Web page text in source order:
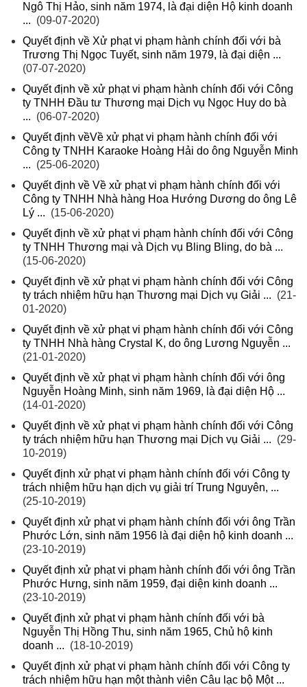
Ngô Thị Hảo, sinh năm 1974, là đại diện Hộ kinh doanh
... (09-07-2020)
Quyết định về Xử phạt vi phạm hành chính đối với bà
Trương Thị Ngọc Tuyết, sinh năm 1979, là đại diện ...
(07-07-2020)
Quyết định về xử phạt vi phạm hành chính đối với Công
ty TNHH Đầu tư Thương mại Dịch vụ Ngọc Huy do bà
... (06-07-2020)
Quyết định vềVề xử phạt vi phạm hành chính đối với
Công ty TNHH Karaoke Hoàng Hải do ông Nguyễn Minh
... (25-06-2020)
Quyết định về Về xử phạt vi phạm hành chính đối với
Công ty TNHH Nhà hàng Hoa Hướng Dương do ông Lê
Lý ... (15-06-2020)
Quyết định về xử phạt vi phạm hành chính đối với Công
ty TNHH Thương mại và Dịch vụ Bling Bling, do bà ...
(15-06-2020)
Quyết định về xử phạt vi phạm hành chính đối với Công
ty trách nhiệm hữu hạn Thương mại Dịch vụ Giải ... (21-
01-2020)
Quyết định về xử phạt vi phạm hành chính đối với Công
ty TNHH Nhà hàng Crystal K, do ông Lương Nguyễn ...
(21-01-2020)
Quyết định về xử phạt vi phạm hành chính đối với ông
Nguyễn Hoàng Minh, sinh năm 1969, là đại diện Hộ ...
(14-01-2020)
Quyết định về xử phạt vi phạm hành chính đối với Công
ty trách nhiệm hữu hạn Thương mại Dịch vụ Giải ... (29-
10-2019)
Quyết định xử phạt vi phạm hành chính đối với Công ty
trách nhiệm hữu hạn dịch vụ giải trí Trung Nguyên, ...
(25-10-2019)
Quyết định xử phạt vi phạm hành chính đối với ông Trần
Phước Lớn, sinh năm 1956 là đại diện hộ kinh doanh ...
(23-10-2019)
Quyết định xử phạt vi phạm hành chính đối với ông Trần
Phước Hưng, sinh năm 1959, đại diện kinh doanh ...
(23-10-2019)
Quyết định xử phạt vi phạm hành chính đối với bà
Nguyễn Thị Hồng Thu, sinh năm 1965, Chủ hộ kinh
doanh ... (18-10-2019)
Quyết định xử phạt vi phạm hành chính đối với Công ty
trách nhiệm hữu hạn một thành viên Câu lạc bộ Một ...